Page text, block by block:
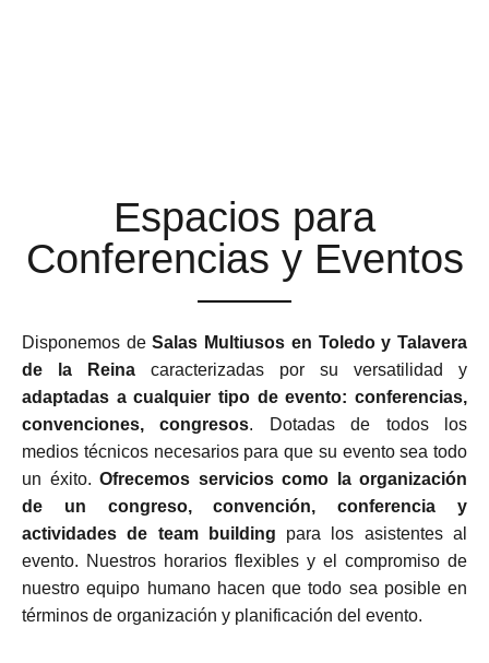
Espacios para
Conferencias y Eventos
Disponemos deSalas Multiusos en Toledo y Talavera
de la Reina caracterizadas por su versatilidad y
adaptadas a cualquier tipo de evento: conferencias,
convenciones, congresos. Dotadas de todos los
medios técnicos necesarios para que su evento sea todo
un éxito. Ofrecemos servicios como la organización
de un congreso, convención, conferencia y
actividades de team building para los asistentes al
evento. Nuestros horarios flexibles y el compromiso de
nuestro equipo humano hacen que todo sea posible en
términos de organización y planificación del evento.